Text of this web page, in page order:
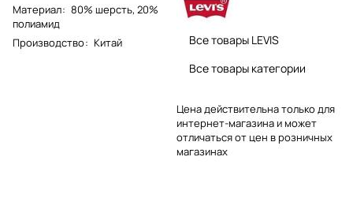
Материал: 80% шерсть, 20%
полиамид
Производство: Китай
Все товары LEVIS
Все товары категории
Цена действительна только для
интернет-магазина и может
отличаться от цен в розничных
магазинах